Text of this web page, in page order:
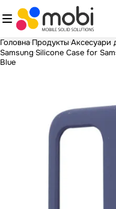
Головна Продукты Аксесуари
Samsung Silicone Case for
Blue